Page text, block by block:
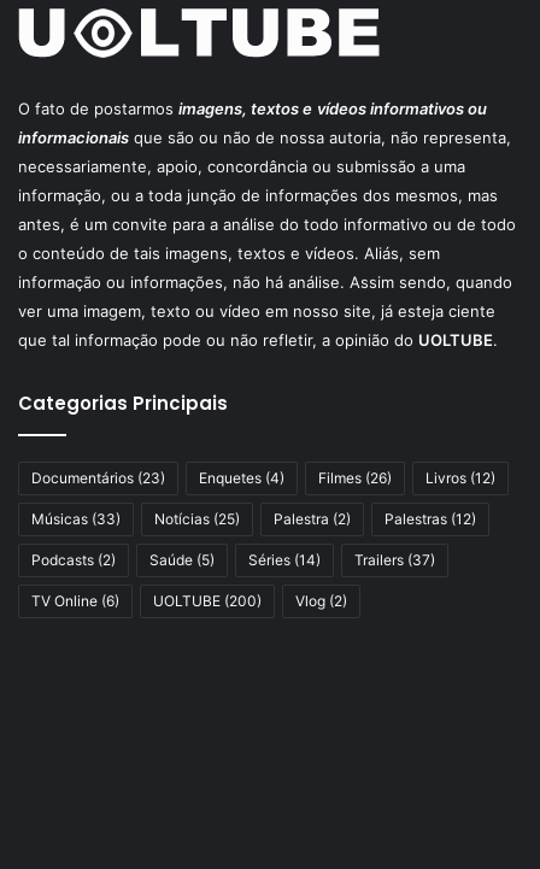
O fato de postarmos imagens, textos e vídeos informativos ou
informacionais que são ou não de nossa autoria, não representa,
necessariamente, apoio, concordância ou submissão a uma
informação, ou a toda junção de informações dos mesmos, mas
antes, é um convite para a análise do todo informativo ou de todo
o conteúdo de tais imagens, textos e vídeos. Aliás, sem
informação ou informações, não há análise. Assim sendo, quando
ver uma imagem, texto ou vídeo em nosso site, já esteja ciente
que tal informação pode ou não refletir, a opinião do UOLTUBE.
Categorias Principais
Documentários (23) Enquetes (4) Filmes (26) Livros (12)
Músicas (33) Notícias (25) Palestra (2) Palestras (12)
Podcasts (2) Saúde (5) Séries (14) Trailers (37)
TV Online (6) UOLTUBE (200) Vlog (2)